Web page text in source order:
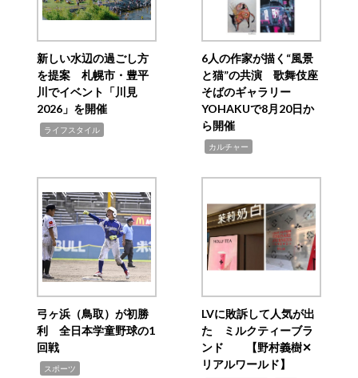
新しい水辺の過ごし方
を提案 札幌市・豊平
川でイベント「川見
2026」を開催
ライフスタイル
6人の作家が描く“風景
と猫”の共演 歌舞伎座
そばのギャラリー
YOHAKUで8月20日か
ら開催
カルチャー
弓ヶ浜（鳥取）が初勝
利 全日本学童野球の1
回戦
スポーツ
LVに敗訴して人気が出
た ミルクティーブラ
ンド 【野村義樹✕
リアルワールド】